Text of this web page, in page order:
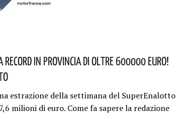
Record In Provincia Di Oltre 600000 Euro!
estrazione della settimana del SuperEnalotto
milioni di euro. Come fa sapere la redazione